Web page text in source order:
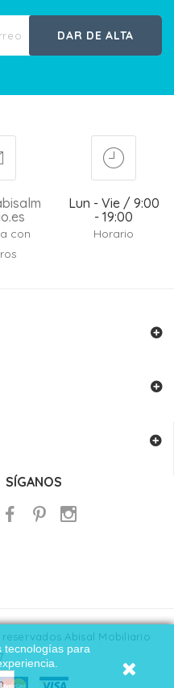
tecnologías para
DAR DE ALTA
con
Lun - Vie / 9:00
- 19:00
Horario
SÍGANOS
Abisal Mobiliario